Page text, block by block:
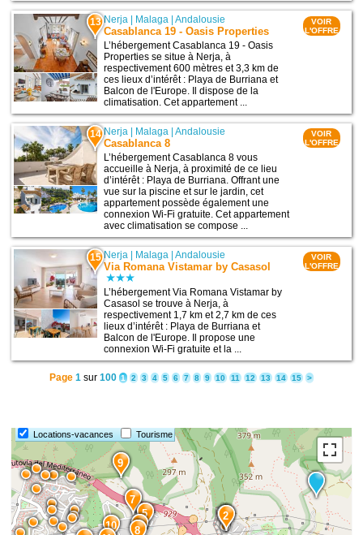
13 Nerja Malaga |Andalousie
Casablanca 19 - Oasis Properties
L’hébergement Casablanca 19 - Oasis
Properties se situe à Nerja, à
respectivement 600 mètres et 3,3 km de
ces lieux d’intérêt : Playa de Burriana et
Balcon de l'Europe. Il dispose de la
climatisation. Cet appartement ...
VOIR
L'OFFRE
14 Nerja Malaga |Andalousie
Casablanca 8
L’hébergement Casablanca 8 vous
accueille à Nerja, à proximité de ce lieu
d’intérêt : Playa de Burriana. Offrant une
vue sur la piscine et sur le jardin, cet
appartement possède également une
connexion Wi-Fi gratuite. Cet appartement
avec climatisation se compose ...
VOIR
L'OFFRE
15 Nerja Malaga |Andalousie
Via Romana Vistamar by Casasol
L’hébergement Via Romana Vistamar by
Casasol se trouve à Nerja, à
respectivement 1,7 km et 2,7 km de ces
lieux d’intérêt : Playa de Burriana et
Balcon de l'Europe. Il propose une
connexion Wi-Fi gratuite et la ...
VOIR
L'OFFRE
Page 1 sur 100 1 2 3 4 5 6 7 8 9 10 11 12 13 14 15 >
Locations-vacances Tourisme
10
9
8
7
6
5 3
2